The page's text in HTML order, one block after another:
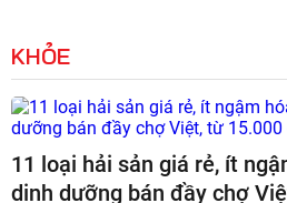
KHỎE
11 loại hải sản giá rẻ, ít
dinh dưỡng bán đầy chợ